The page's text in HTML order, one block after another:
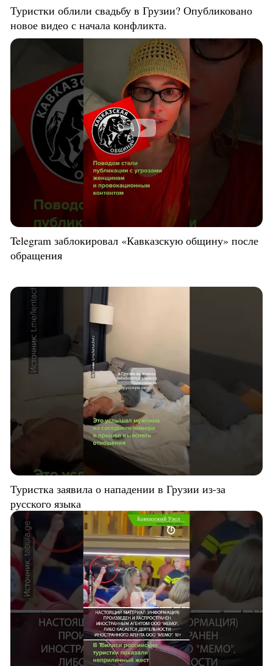
Туристки облили свадьбу в Грузии? Опубликовано
новое видео с начала конфликта.
Telegram заблокировал «Кавказскую общину» после
обращения
Туристка заявила о нападении в Грузии из-за
русского языка